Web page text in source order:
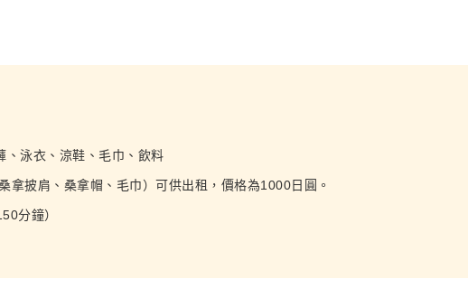
、泳衣、涼鞋、毛巾、飲料
拿披肩、桑拿帽、毛巾）可供出租，價格為1000日圓。
分鐘）